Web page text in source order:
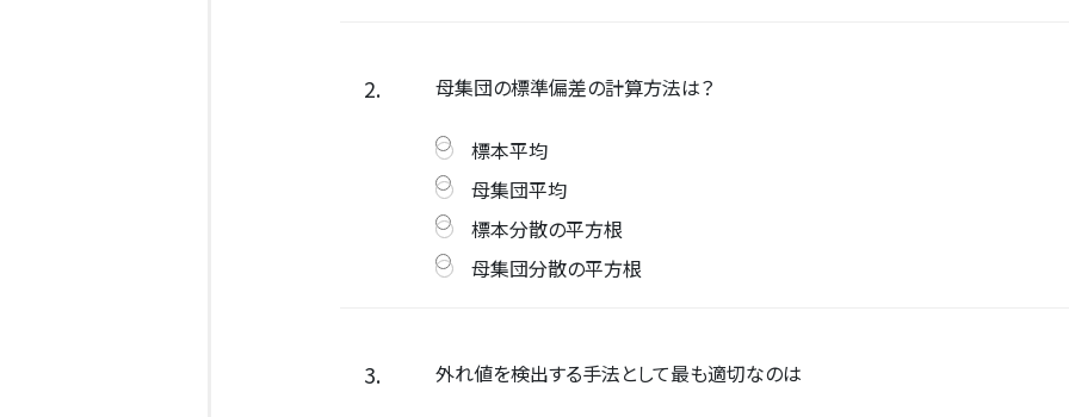
2. 母集団の標準偏差の計算方法は？
標本平均
母集団平均
標本分散の平方根
母集団分散の平方根
3. 外れ値を検出する手法として最も適切なのは